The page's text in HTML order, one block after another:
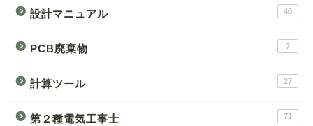
設計マニュアル 40
PCB廃棄物 7
計算ツール 27
第２種電気工事士 71